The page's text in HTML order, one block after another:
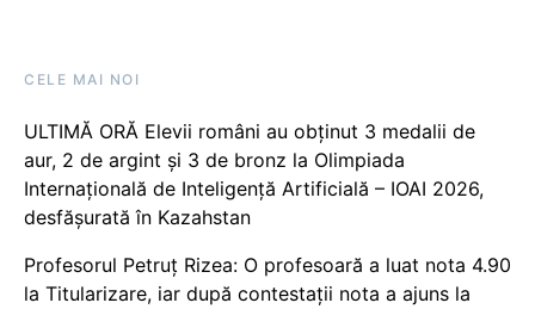
CELE MAI NOI
ULTIMĂ ORĂ Elevii români au obținut 3 medalii de
aur, 2 de argint și 3 de bronz la Olimpiada
Internațională de Inteligență Artificială – IOAI 2026,
desfășurată în Kazahstan
Profesorul Petruț Rizea: O profesoară a luat nota 4.90
la Titularizare, iar după contestații nota a ajuns la